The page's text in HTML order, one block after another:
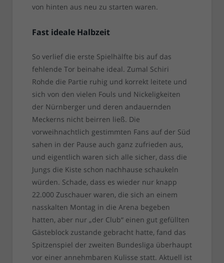
von hinten aus neu zu starten waren.
Fast ideale Halbzeit
So verlief die erste Spielhälfte bis auf das
fehlende Tor beinahe ideal. Zumal Schiri
Rohde die Partie ruhig und korrekt leitete und
sich von den vielen Fouls und Nickeligkeiten
der Nürnberger und deren andauernden
Meckerns nicht beirren ließ. Die
vorweihnachtlich gestimmten Fans auf der Süd
sahen in der Pause auch ganz zufrieden aus,
und eigentlich waren sich alle sicher, dass die
Jungs die Kiste schon nachhause schaukeln
würden. Schade, dass es wieder nur knapp
22.000 Zuschauer waren, die sich an einem
nasskalten Montag in die Arena begeben
hatten, aber nur „der Club“ einen gut gefüllten
Gästeblock zustande gebracht hatte, fand das
Spitzenspiel der zweiten Bundesliga überhaupt
vor einer annehmbaren Kulisse statt. Aktuell ist